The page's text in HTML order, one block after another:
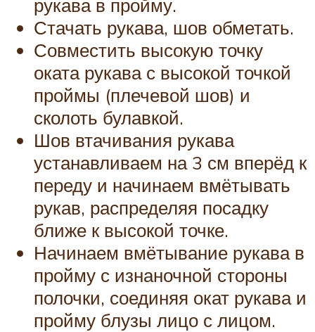
рукава в пройму.
Стачать рукава, шов обметать.
Совместить высокую точку
оката рукава с высокой точкой
проймы (плечевой шов) и
сколоть булавкой.
Шов втачивания рукава
устанавливаем на 3 см вперёд к
переду и начинаем вмётывать
рукав, распределяя посадку
ближе к высокой точке.
Начинаем вмётывание рукава в
пройму с изнаночной стороны
полочки, соединяя окат рукава и
пройму блузы лицо с лицом.